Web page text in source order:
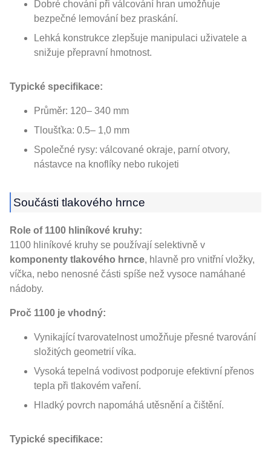
Dobré chování při válcování hran umožňuje
bezpečné lemování bez praskání.
Lehká konstrukce zlepšuje manipulaci uživatele a
snižuje přepravní hmotnost.
Typické specifikace:
Průměr: 120– 340 mm
Tloušťka: 0.5– 1,0 mm
Společné rysy: válcované okraje, parní otvory,
nástavce na knoflíky nebo rukojeti
Součásti tlakového hrnce
Role of 1100 hliníkové kruhy:
1100 hliníkové kruhy se používají selektivně v
komponenty tlakového hrnce, hlavně pro vnitřní vložky,
víčka, nebo nenosné části spíše než vysoce namáhané
nádoby.
Proč 1100 je vhodný:
Vynikající tvarovatelnost umožňuje přesné tvarování
složitých geometrií víka.
Vysoká tepelná vodivost podporuje efektivní přenos
tepla při tlakovém vaření.
Hladký povrch napomáhá utěsnění a čištění.
Typické specifikace: